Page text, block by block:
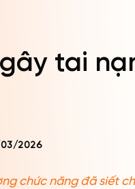
tai
2026
chức năng đã siết